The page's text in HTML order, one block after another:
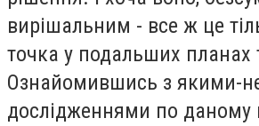
вирішальним - все ж це
точка у подальших планах
Ознайомившись з якими-
дослідженнями по даному